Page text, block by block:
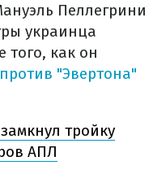
Пеллегрини
украинца
того, как он
"Эвертона"
тройку
АПЛ